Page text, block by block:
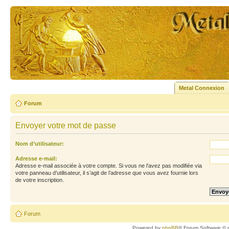
Metal Connexion
Forum
Envoyer votre mot de passe
Nom d’utilisateur:
Adresse e-mail:
Adresse e-mail associée à votre compte. Si vous ne l’avez pas modifiée via
votre panneau d’utilisateur, il s’agit de l’adresse que vous avez fournie lors
de votre inscription.
Forum
Powered byphpBB® Forum Software ©